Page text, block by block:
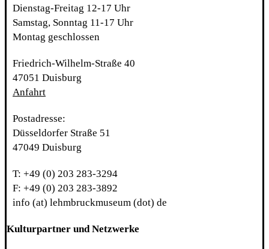
Dienstag-Freitag 12-17 Uhr
Samstag, Sonntag 11-17 Uhr
Montag geschlossen
Friedrich-Wilhelm-Straße 40
47051 Duisburg
Anfahrt
Postadresse:
Düsseldorfer Straße 51
47049 Duisburg
T: +49 (0) 203 283-3294
F: +49 (0) 203 283-3892
info (at) lehmbruckmuseum (dot) de
Kulturpartner und Netzwerke